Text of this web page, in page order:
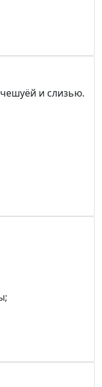
и слизью.